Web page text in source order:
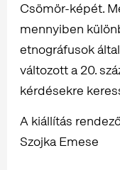
Csömör-képét.
mennyiben
etnográfusok
változott a 20.
kérdésekre
A kiállítás
Szojka Emese